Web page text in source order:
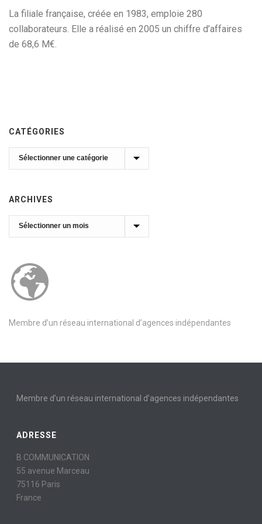
La filiale française, créée en 1983, emploie 280
collaborateurs. Elle a réalisé en 2005 un chiffre d’affaires
de 68,6 M€.
CATÉGORIES
Catégories
ARCHIVES
Archives
Membre d’un réseau international d’agences indépendantes
Membre d’un réseau international d’agences indépendantes
ADRESSE
B COMMUNICATION
55 avenue Marceau
75116 Paris
France